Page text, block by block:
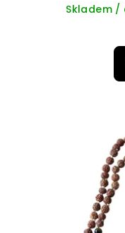
Skladem /